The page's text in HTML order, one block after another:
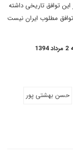
این توافق تاریخی داشته
توافق مطلوب ایران نیست
حسن بهشتی پور